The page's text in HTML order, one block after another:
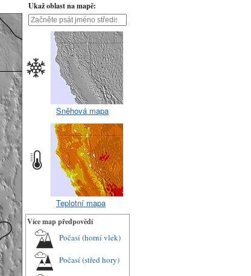
Ukaž oblast na mapě:
Sněhová mapa
Teplotní mapa
Více map předpovědí
Počasí (horní vlek)
Počasí (střed hory)